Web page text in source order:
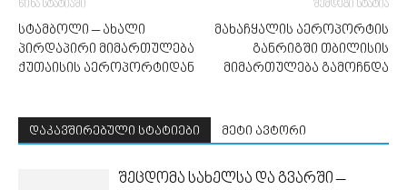
წინა სტატიაში
სტამბოლი – ახალი
პირდაპირი მიმართულება
ქუთაისის აეროპორტიდან
შემდეგი სტატია
მახაჩყალის აეროპორტის
განრიგში თბილისის
მიმართულება გამოჩნდა
დაკავშირებული სტატიები მეტი ავტორი
შეცდომა სახელსა და გვარში –